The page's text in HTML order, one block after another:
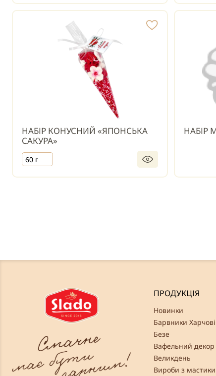
НАБІР КОНУСНИЙ «ЯПОНСЬКА
САКУРА»
60 г
НАБІР
ПРОДУКЦІЯ
Новинки
Барвники Харчові
Безе
Вафельний декор
Великдень
Вироби з мастики